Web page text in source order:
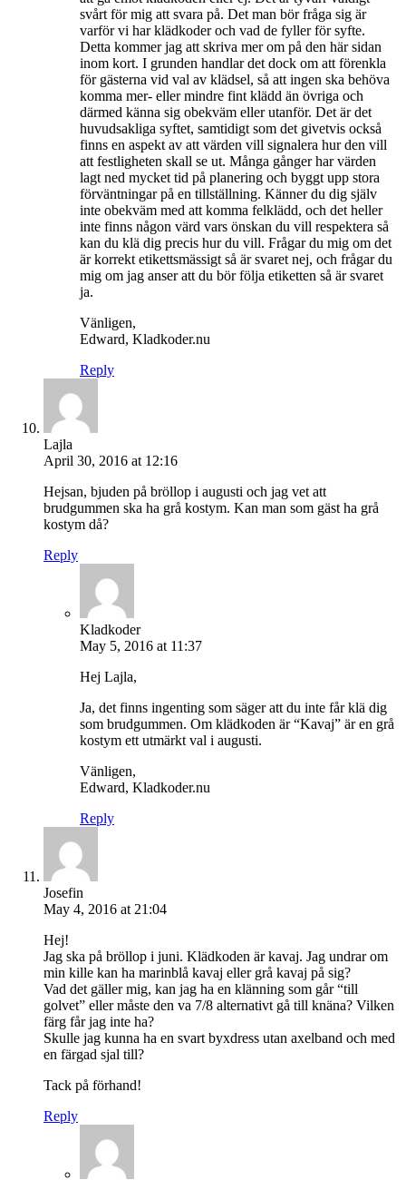
svårt för mig att svara på. Det man bör fråga sig är
varför vi har klädkoder och vad de fyller för syfte.
Detta kommer jag att skriva mer om på den här sidan
inom kort. I grunden handlar det dock om att förenkla
för gästerna vid val av klädsel, så att ingen ska behöva
komma mer- eller mindre fint klädd än övriga och
därmed känna sig obekväm eller utanför. Det är det
huvudsakliga syftet, samtidigt som det givetvis också
finns en aspekt av att värden vill signalera hur den vill
att festligheten skall se ut. Många gånger har värden
lagt ned mycket tid på planering och byggt upp stora
förväntningar på en tillställning. Känner du dig själv
inte obekväm med att komma felklädd, och det heller
inte finns någon värd vars önskan du vill respektera så
kan du klä dig precis hur du vill. Frågar du mig om det
är korrekt etikettsmässigt så är svaret nej, och frågar du
mig om jag anser att du bör följa etiketten så är svaret
ja.
Vänligen,
Edward, Kladkoder.nu
Reply
Lajla
April 30, 2016 at 12:16
Hejsan, bjuden på bröllop i augusti och jag vet att
brudgummen ska ha grå kostym. Kan man som gäst ha grå
kostym då?
Reply
Kladkoder
May 5, 2016 at 11:37
Hej Lajla,
Ja, det finns ingenting som säger att du inte får klä dig
som brudgummen. Om klädkoden är “Kavaj” är en grå
kostym ett utmärkt val i augusti.
Vänligen,
Edward, Kladkoder.nu
Reply
Josefin
May 4, 2016 at 21:04
Hej!
Jag ska på bröllop i juni. Klädkoden är kavaj. Jag undrar om
min kille kan ha marinblå kavaj eller grå kavaj på sig?
Vad det gäller mig, kan jag ha en klänning som går “till
golvet” eller måste den va 7/8 alternativt gå till knäna? Vilken
färg får jag inte ha?
Skulle jag kunna ha en svart byxdress utan axelband och med
en färgad sjal till?
Tack på förhand!
Reply